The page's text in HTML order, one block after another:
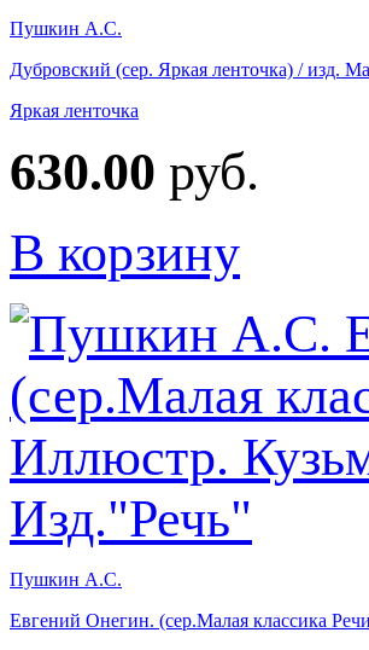
Пушкин А.С.
Дубровский (сер. Яркая ленточка) / изд.
Яркая ленточка
630.00 руб.
В корзину
Пушкин А.С.
Евгений Онегин. (сер.Малая классика